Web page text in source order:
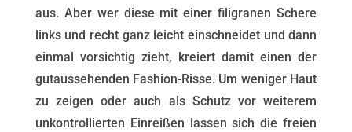
aus. Aber wer diese mit einer filigranen Schere
links und recht ganz leicht einschneidet und dann
einmal vorsichtig zieht, kreiert damit einen der
gutaussehenden Fashion-Risse. Um weniger Haut
zu zeigen oder auch als Schutz vor weiterem
unkontrollierten Einreißen lassen sich die freien